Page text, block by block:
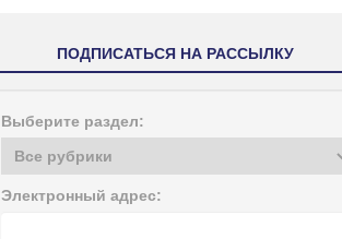
ПОДПИСАТЬСЯ НА РАССЫЛКУ
Выберите раздел:
Электронный адрес: